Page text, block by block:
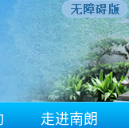
走进南朗